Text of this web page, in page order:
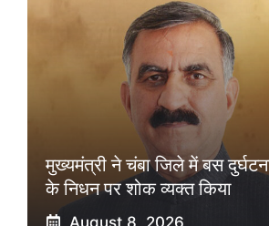
मुख्यमंत्री ने चंबा जिले में बस
के निधन पर शोक व्यक्त किया
August 8, 2026